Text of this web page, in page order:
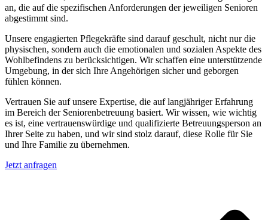
an, die auf die spezifischen Anforderungen der jeweiligen Senioren
abgestimmt sind.
Unsere engagierten Pflegekräfte sind darauf geschult, nicht nur die
physischen, sondern auch die emotionalen und sozialen Aspekte des
Wohlbefindens zu berücksichtigen. Wir schaffen eine unterstützende
Umgebung, in der sich Ihre Angehörigen sicher und geborgen
fühlen können.
Vertrauen Sie auf unsere Expertise, die auf langjähriger Erfahrung
im Bereich der Seniorenbetreuung basiert. Wir wissen, wie wichtig
es ist, eine vertrauenswürdige und qualifizierte Betreuungsperson an
Ihrer Seite zu haben, und wir sind stolz darauf, diese Rolle für Sie
und Ihre Familie zu übernehmen.
Jetzt anfragen